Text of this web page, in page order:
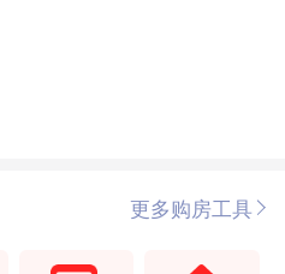
更多购房工具